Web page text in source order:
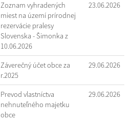
Zoznam vyhradených
miest na území prírodnej
rezervácie pralesy
Slovenska - Šimonka z
10.06.2026
23.06.2026
Záverečný účet obce za
r.2025
29.06.2026
Prevod vlastníctva
nehnuteľného majetku
obce
29.06.2026